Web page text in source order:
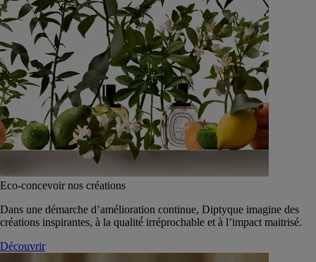
Eco-concevoir nos créations
Dans une démarche d’amélioration continue, Diptyque imagine des
créations inspirantes, à la qualité́ irréprochable et à l’impact maitrisé.
Découvrir